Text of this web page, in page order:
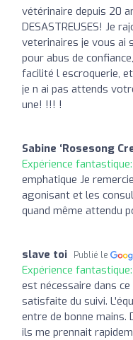
vétérinaire depuis 20
DESASTREUSES! Je
veterinaires je vous ai
pour abus de
facilité l escroquerie,
je n ai pas attends
une! !!! !
Sabine ‘Rosesong
Expérience fantastique:
emphatique Je
agonisant et les
quand même attendu
slave toi Publié le
Expérience fantastique:
est nécessaire dans
satisfaite du suivi.
entre de bonne mains.
ils me prennait